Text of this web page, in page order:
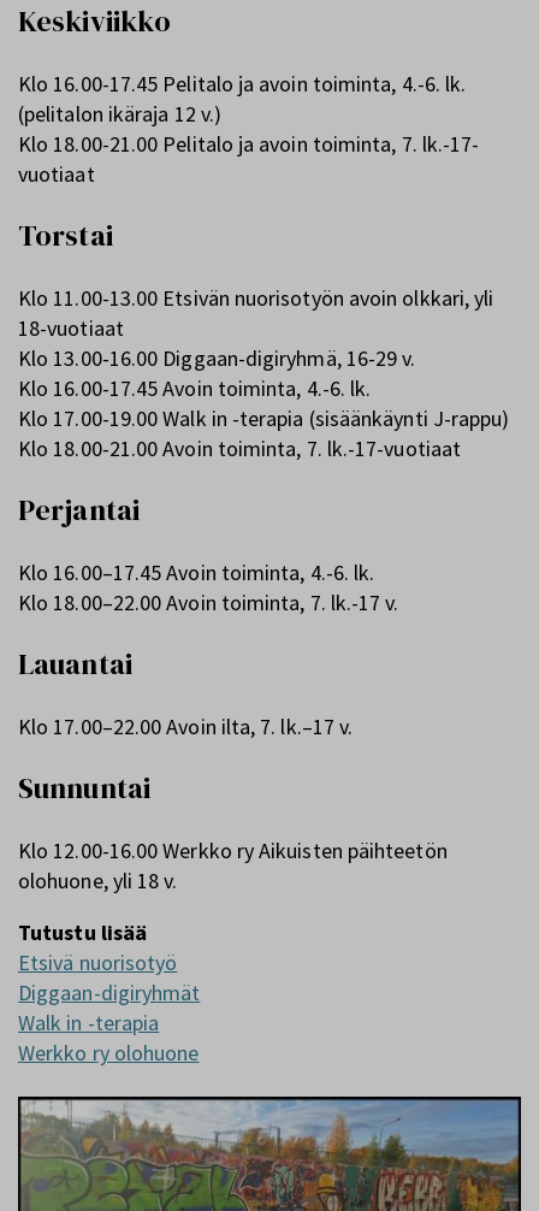
Keskiviikko
Klo 16.00-17.45 Pelitalo ja avoin toiminta, 4.-6. lk.
(pelitalon ikäraja 12 v.)
Klo 18.00-21.00 Pelitalo ja avoin toiminta, 7. lk.-17-
vuotiaat
Torstai
Klo 11.00-13.00 Etsivän nuorisotyön avoin olkkari, yli
18-vuotiaat
Klo 13.00-16.00 Diggaan-digiryhmä, 16-29 v.
Klo 16.00-17.45 Avoin toiminta, 4.-6. lk.
Klo 17.00-19.00 Walk in -terapia (sisäänkäynti J-rappu)
Klo 18.00-21.00 Avoin toiminta, 7. lk.-17-vuotiaat
Perjantai
Klo 16.00–17.45 Avoin toiminta, 4.-6. lk.
Klo 18.00–22.00 Avoin toiminta, 7. lk.-17 v.
Lauantai
Klo 17.00–22.00 Avoin ilta, 7. lk.–17 v.
Sunnuntai
Klo 12.00-16.00 Werkko ry Aikuisten päihteetön
olohuone, yli 18 v.
Tutustu lisää
Etsivä nuorisotyö
Diggaan-digiryhmät
Walk in -terapia
Werkko ry olohuone